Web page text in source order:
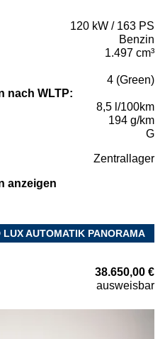
120 kW / 163 PS
Benzin
1.497 cm³
4 (Green)
nach WLTP:
8,5 l/100km
194 g/km
G
Zentrallager
anzeigen
AUTOMATIK PANORAMA
38.650,00 €
ausweisbar